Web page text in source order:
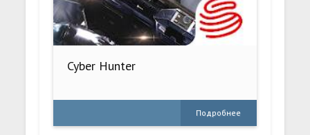
Cyber Hunter
Подробнее